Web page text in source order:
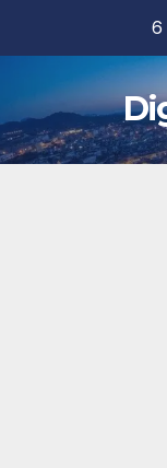
contenido
6